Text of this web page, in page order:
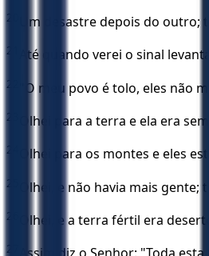
20 Um desastre depois do
21 Até quando verei o sinal
22 "O meu povo é tolo, eles não
23 Olhei para a terra e ela era
24 Olhei para os montes e eles
25 Olhei, e não havia mais
26 Olhei, e a terra fértil era
27